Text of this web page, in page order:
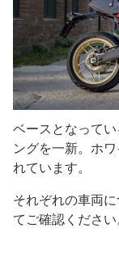
ベースとなって
ングを一新。ホ
れています。
それぞれの車両
てご確認ください